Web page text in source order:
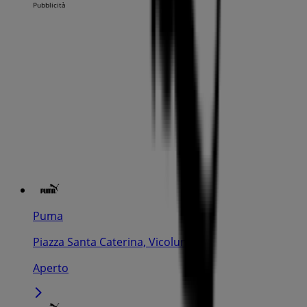
Pubblicità
Puma
Piazza Santa Caterina, Vicolungo
Aperto